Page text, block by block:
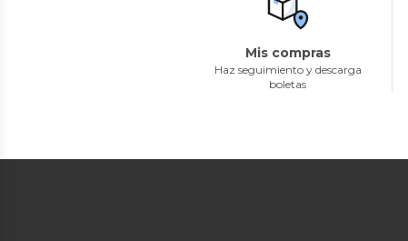
Mis compras
Haz seguimiento y descarga
boletas